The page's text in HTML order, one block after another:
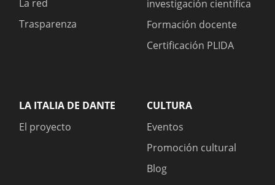
La red
Trasparenza
investigación científica
Formación docente
Certificación PLIDA
LA ITALIA DE DANTE
El proyecto
CULTURA
Eventos
Promoción cultural
Blog